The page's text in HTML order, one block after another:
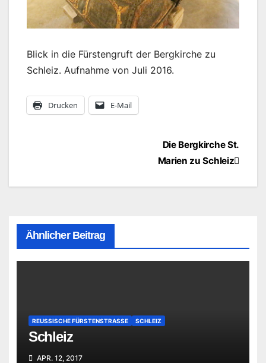
Blick in die Fürstengruft der Bergkirche zu
Schleiz. Aufnahme von Juli 2016.
Drucken E-Mail
BeitragsnavigationDie Bergkirche St.
Marien zu Schleiz
Ähnlicher Beitrag
REUSSISCHE FÜRSTENSTRASSE SCHLEIZ
Schleiz
APR. 12, 2017